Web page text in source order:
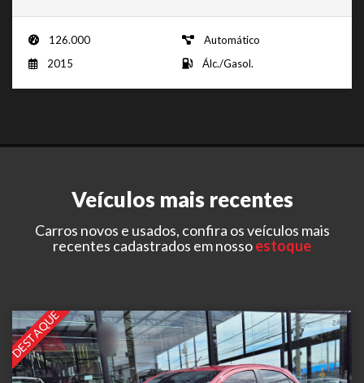
126.000
Automático
2015
Álc./Gasol.
Veículos mais recentes
Carros novos e usados, confira os veículos mais
recentes cadastrados em nossoestoque
DESTAQUE